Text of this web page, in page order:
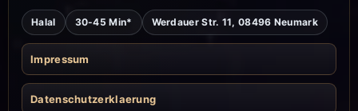
Halal 30-45 Min* Werdauer Str. 11, 08496 Neumark
Impressum
Datenschutzerklaerung